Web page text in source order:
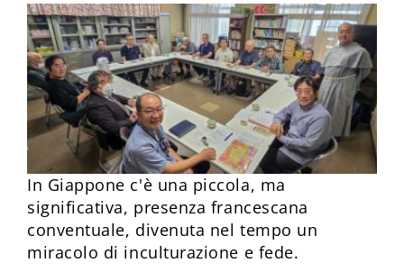
In Giappone c'è una piccola, ma
significativa, presenza francescana
conventuale, divenuta nel tempo un
miracolo di inculturazione e fede.